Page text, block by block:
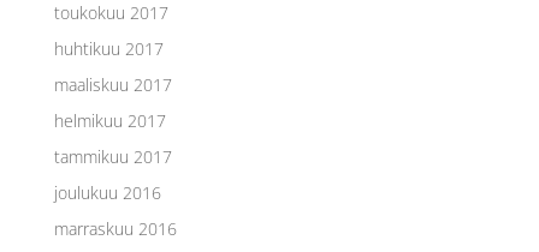
toukokuu 2017
huhtikuu 2017
maaliskuu 2017
helmikuu 2017
tammikuu 2017
joulukuu 2016
marraskuu 2016